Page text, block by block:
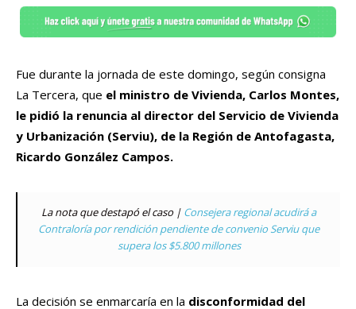
Fue durante la jornada de este domingo, según consigna
La Tercera, que el ministro de Vivienda, Carlos Montes,
le pidió la renuncia al director del Servicio de Vivienda
y Urbanización (Serviu), de la Región de Antofagasta,
Ricardo González Campos.
La nota que destapó el caso | Consejera regional acudirá a
Contraloría por rendición pendiente de convenio Serviu que
supera los $5.800 millones
La decisión se enmarcaría en la disconformidad del